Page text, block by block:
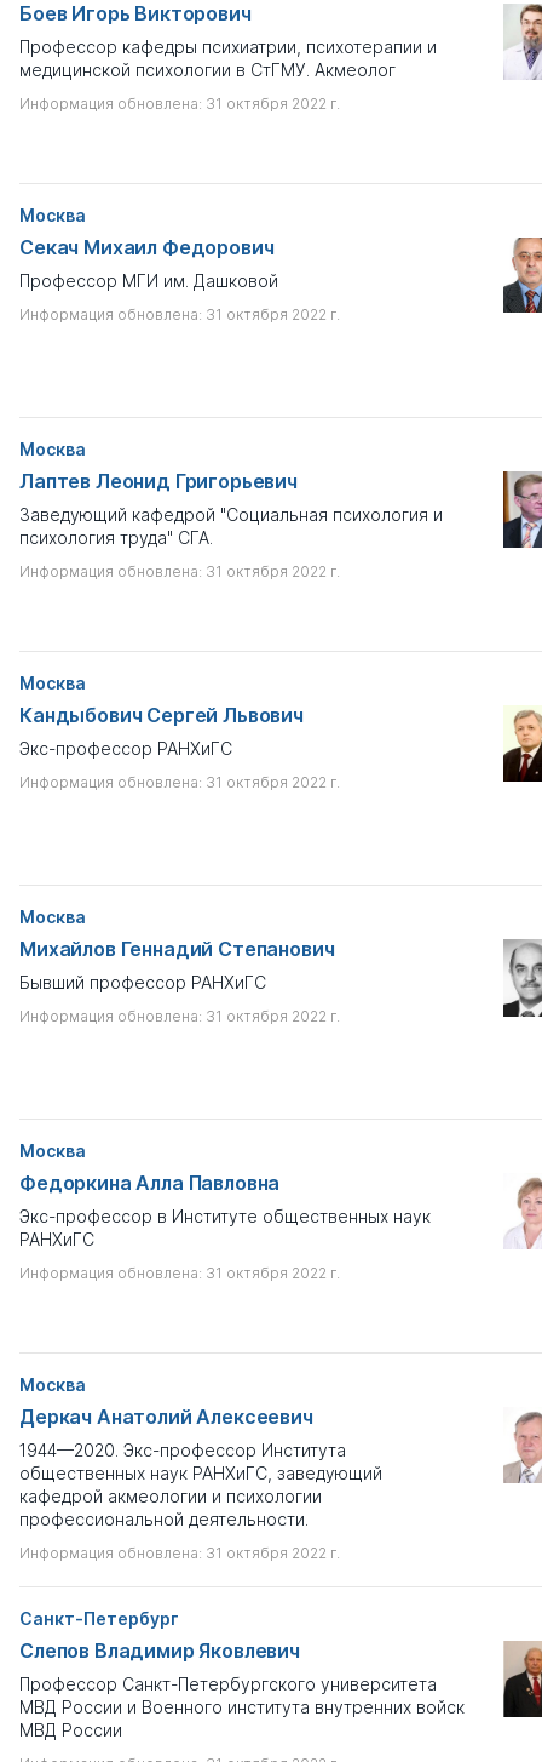
Боев Игорь Викторович
Профессор кафедры психиатрии, психотерапии и
медицинской психологии в СтГМУ. Акмеолог
Информация обновлена: 31 октября 2022 г.
Москва
Секач Михаил Федорович
Профессор МГИ им. Дашковой
Информация обновлена: 31 октября 2022 г.
Москва
Лаптев Леонид Григорьевич
Заведующий кафедрой "Социальная психология и
психология труда" СГА.
Информация обновлена: 31 октября 2022 г.
Москва
Кандыбович Сергей Львович
Экс-профессор РАНХиГС
Информация обновлена: 31 октября 2022 г.
Москва
Михайлов Геннадий Степанович
Бывший профессор РАНХиГС
Информация обновлена: 31 октября 2022 г.
Москва
Федоркина Алла Павловна
Экс-профессор в Институте общественных наук
РАНХиГС
Информация обновлена: 31 октября 2022 г.
Москва
Деркач Анатолий Алексеевич
1944—2020. Экс-профессор Института
общественных наук РАНХиГС, заведующий
кафедрой акмеологии и психологии
профессиональной деятельности.
Информация обновлена: 31 октября 2022 г.
Санкт-Петербург
Слепов Владимир Яковлевич
Профессор Санкт-Петербургского университета
МВД России и Военного института внутренних войск
МВД России